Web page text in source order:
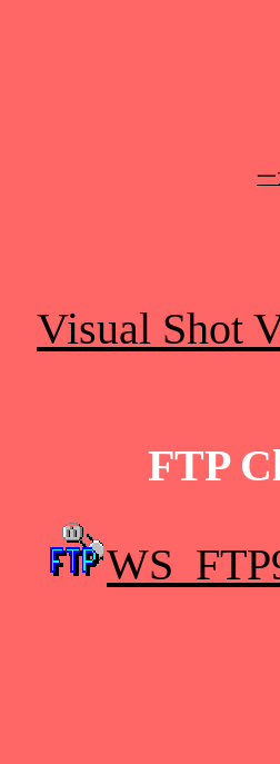
一
Visual Shot
FTP